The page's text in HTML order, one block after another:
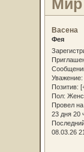
Мир
Васена
Фея
Уважение:
Позитив:
Пол:
Провел
23 дня 20
08.03.26